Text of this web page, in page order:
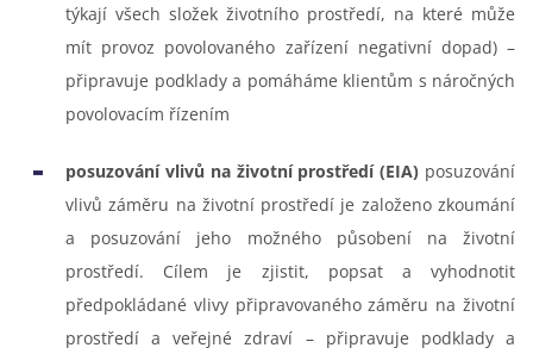
týkají všech složek životního prostředí, na které může
mít provoz povolovaného zařízení negativní dopad) –
připravuje podklady a pomáháme klientům s náročných
povolovacím řízením
posuzování vlivů na životní prostředí (EIA) posuzování
vlivů záměru na životní prostředí je založeno zkoumání
a posuzování jeho možného působení na životní
prostředí. Cílem je zjistit, popsat a vyhodnotit
předpokládané vlivy připravovaného záměru na životní
prostředí a veřejné zdraví – připravuje podklady a